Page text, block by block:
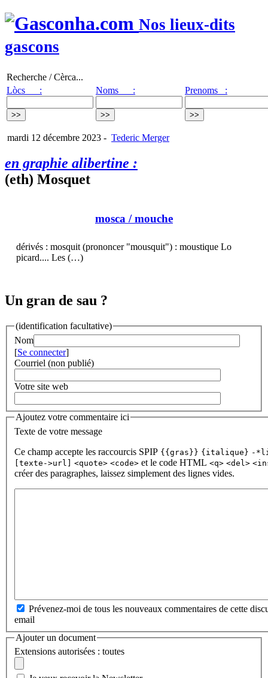
Nos lieux-dits
gascons
Recherche / Cèrca...
Lòcs :
Noms : Prenoms :
mardi 12 décembre 2023 - Tederic Merger
en graphie alibertine :
(eth) Mosquet
mosca / mouche
dérivés : mosquit (prononcer "mousquit") : moustique Lo
picard.... Les (…)
Un gran de sau ?
(identification facultative)
Nom
[Se connecter]
Courriel (non publié)
Votre site web
Ajoutez votre commentaire ici
Texte de votre message
Ce champ accepte les raccourcis SPIP {{gras}} {italique} -
[texte->url] <quote> <code> et le code HTML <q> <del>
créer des paragraphes, laissez simplement des lignes vides.
Prévenez-moi de tous les nouveaux commentaires de cette
email
Ajouter un document
Extensions autorisées : toutes